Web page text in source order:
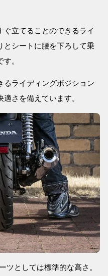
ぐ立てることのできるライ
とシートに腰を下ろして乗
。
るライディングポジション
さを備えています。
ツとしては標準的な高さ。